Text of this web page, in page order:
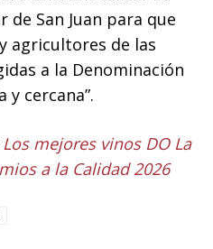
de San Juan para que
agricultores de las
a la Denominación
cercana”.
Los mejores vinos DO La
a la Calidad 2026